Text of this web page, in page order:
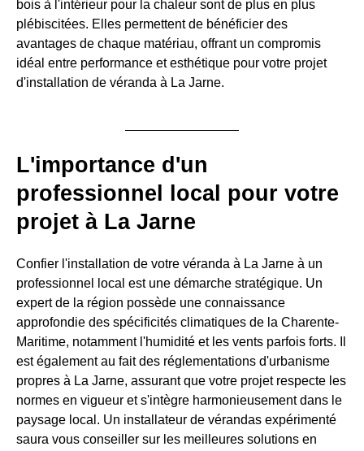
bois à l'intérieur pour la chaleur sont de plus en plus
plébiscitées. Elles permettent de bénéficier des
avantages de chaque matériau, offrant un compromis
idéal entre performance et esthétique pour votre projet
d'installation de véranda à La Jarne.
L'importance d'un
professionnel local pour votre
projet à La Jarne
Confier l'installation de votre véranda à La Jarne à un
professionnel local est une démarche stratégique. Un
expert de la région possède une connaissance
approfondie des spécificités climatiques de la Charente-
Maritime, notamment l'humidité et les vents parfois forts. Il
est également au fait des réglementations d'urbanisme
propres à La Jarne, assurant que votre projet respecte les
normes en vigueur et s'intègre harmonieusement dans le
paysage local. Un installateur de vérandas expérimenté
saura vous conseiller sur les meilleures solutions en